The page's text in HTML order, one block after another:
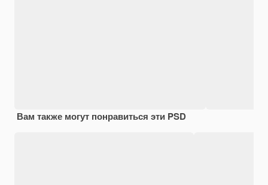
Вам также могут понравиться эти PSD